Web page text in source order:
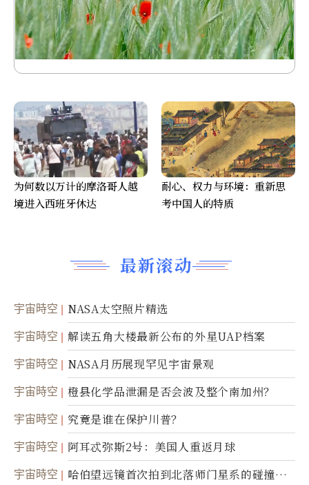
最新滚动
宇宙時空 NASA太空照片精选
宇宙時空 解读五角大楼最新公布的外星UAP档案
宇宙時空 NASA月历展现罕见宇宙景观
宇宙時空 橙县化学品泄漏是否会波及整个南加州？
宇宙時空 究竟是谁在保护川普？
宇宙時空 阿耳忒弥斯2号：美国人重返月球
宇宙時空
哈伯望远镜首次拍到北落师门星系的碰撞与
为何数以万计的摩洛哥人越
境进入西班牙休达
耐心、权力与环境：重新思
考中国人的特质